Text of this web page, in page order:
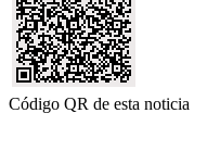
Código QR de esta noticia